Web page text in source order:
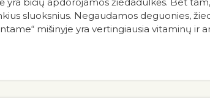
sluoksnius. Negaudamos deguonies,
mišinyje yra vertingiausia vitaminų ir